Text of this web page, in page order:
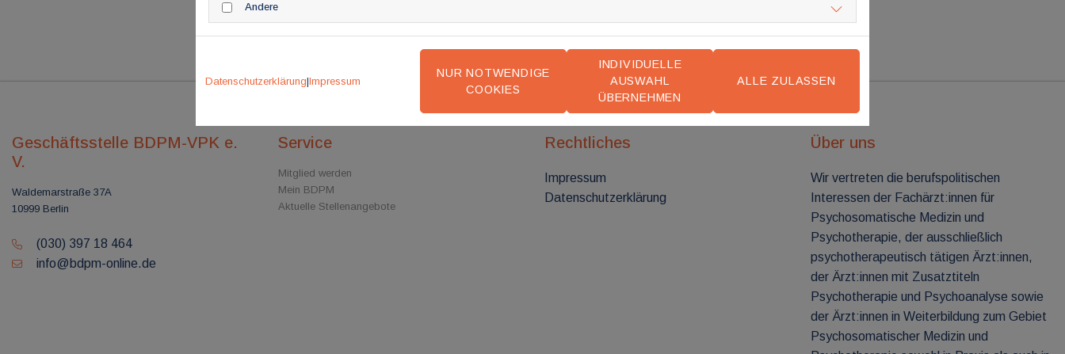
Geschäftsstelle BDPM-VPK e.
V.
Waldemarstraße 37A
10999 Berlin
(030) 397 18 464
info@bdpm-online.de
Service
Mitglied werden
Mein BDPM
Aktuelle Stellenangebote
Rechtliches
Impressum
Datenschutzerklärung
Über uns
Wir vertreten die berufspolitischen
Interessen der Fachärzt:innen für
Psychosomatische Medizin und
Psychotherapie, der ausschließlich
psychotherapeutisch tätigen Ärzt:innen,
der Ärzt:innen mit Zusatztiteln
Psychotherapie und Psychoanalyse sowie
der Ärzt:innen in Weiterbildung zum Gebiet
Psychosomatischer Medizin und
Andere
Datenschutzerklärung|Impressum
NUR NOTWENDIGE
COOKIES
INDIVIDUELLE
AUSWAHL
ÜBERNEHMEN
ALLE ZULASSEN